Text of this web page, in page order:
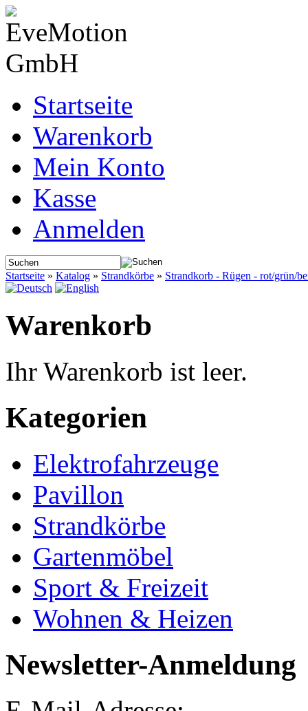
Startseite
Warenkorb
Mein Konto
Kasse
Anmelden
Startseite » Katalog » Strandkörbe » Strandkorb - Rügen - rot/grün/
Warenkorb
Ihr Warenkorb ist leer.
Kategorien
Elektrofahrzeuge
Pavillon
Strandkörbe
Gartenmöbel
Sport & Freizeit
Wohnen & Heizen
Newsletter-Anmeldung